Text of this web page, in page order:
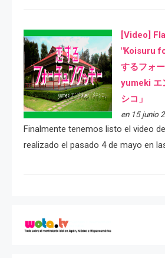
[Video]
"Koisuru
するフォ
yumeki エ
シコ」
en 15 junio
Finalmente tenemos listo el video
realizado el pasado 4 de mayo en